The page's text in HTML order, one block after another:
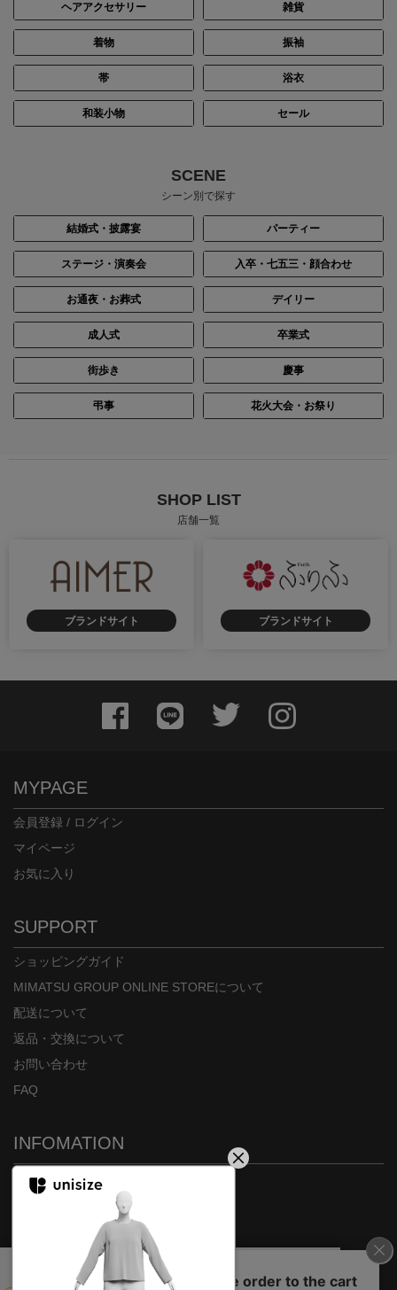
ヘアアクセサリー 雑貨
着物 振袖
帯 浴衣
和装小物 セール
SCENE
シーン別で探す
結婚式・披露宴 パーティー
ステージ・演奏会 入卒・七五三・顔合わせ
お通夜・お葬式 デイリー
成人式 卒業式
街歩き 慶事
弔事 花火大会・お祭り
SHOP LIST
店舗一覧
ブランドサイト ブランドサイト
MYPAGE
会員登録 / ログイン
マイページ
お気に入り
SUPPORT
ショッピングガイド
MIMATSU GROUP ONLINE STOREについて
配送について
返品・交換について
お問い合わせ
FAQ
INFOMATION
ご利用規約
特定商取引法に基づく表示
プライバシーポリシー
On our website we use some cookies. These